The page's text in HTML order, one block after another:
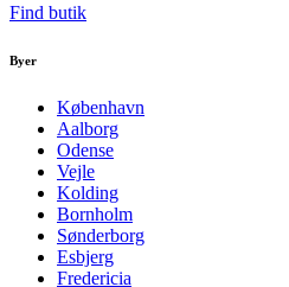
Find butik
Byer
København
Aalborg
Odense
Vejle
Kolding
Bornholm
Sønderborg
Esbjerg
Fredericia